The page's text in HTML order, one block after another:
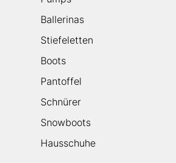
Ballerinas
Stiefeletten
Boots
Pantoffel
Schnürer
Snowboots
Hausschuhe